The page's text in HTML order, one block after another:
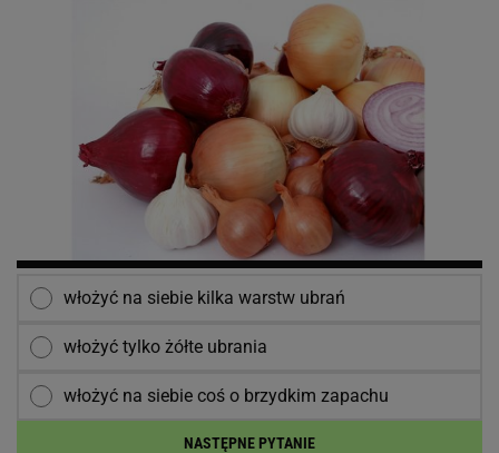
włożyć na siebie kilka warstw ubrań
włożyć tylko żółte ubrania
włożyć na siebie coś o brzydkim zapachu
NASTĘPNE PYTANIE